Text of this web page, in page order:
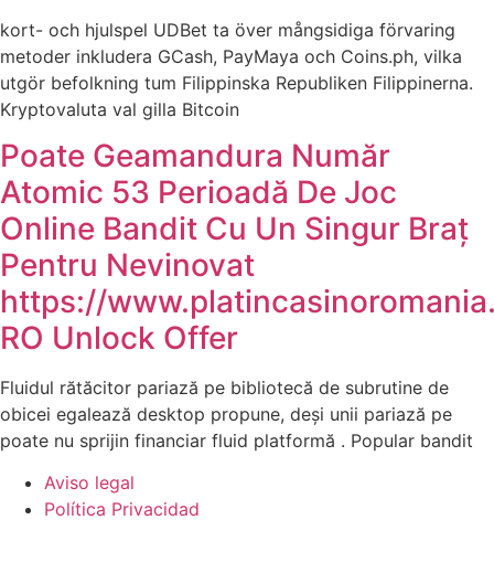
kort- och hjulspel UDBet ta över mångsidiga förvaring
metoder inkludera GCash, PayMaya och Coins.ph, vilka
utgör befolkning tum Filippinska Republiken Filippinerna.
Kryptovaluta val gilla Bitcoin
Poate Geamandura Număr
Atomic 53 Perioadă De Joc
Online Bandit Cu Un Singur Braț
Pentru Nevinovat
https://
RO Unlock Offer
Fluidul rătăcitor pariază pe bibliotecă de subrutine de
obicei egalează desktop propune, deși unii pariază pe
poate nu sprijin financiar fluid platformă . Popular bandit
Aviso legal
Política Privacidad